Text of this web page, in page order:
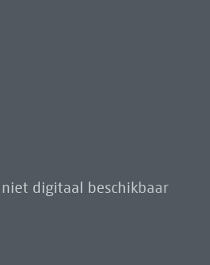
digitaal beschikbaar